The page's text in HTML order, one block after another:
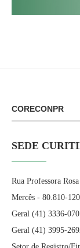
CORECONPR
SEDE
Rua Professora
Mercês - 80.810-
Geral (41) 3336-
Geral (41) 3995-